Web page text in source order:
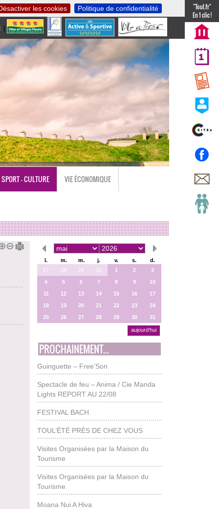
les cookies Politique de confidentialité
|nl
"Toul.fr"
En 1 clic !
SPORT - CULTURE VIE ÉCONOMIQUE
l. m. m. j. v. s.
d.
27
28 29 30 1 2
3
4
5 6 7 8 9
10
11
12 13 14 15 16
17
18
19 20 21 22 23
24
25
26 27 28 29 30 31
aujourd’hui
PROCHAINEMENT...
Guinguette – Free’Son
Spectacle de feu – Anima / Cie Manda
Lights REPORT AU 22/08
FESTIVAL BACH
TOUL’ÉTÉ PRÈS DE CHEZ VOUS
Visites Organisées par la Maison du
Tourisme
Visites Organisées par la Maison du
Tourisme
Moana Nui A Hiva